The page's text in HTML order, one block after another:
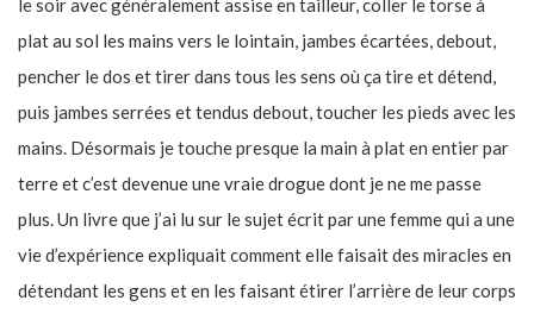
plat au sol les mains vers le lointain, jambes écartées, debout,
pencher le dos et tirer dans tous les sens où ça tire et détend,
puis jambes serrées et tendus debout, toucher les pieds avec les
mains. Désormais je touche presque la main à plat en entier par
terre et c’est devenue une vraie drogue dont je ne me passe
plus. Un livre que j’ai lu sur le sujet écrit par une femme qui a une
vie d’expérience expliquait comment elle faisait des miracles en
détendant les gens et en les faisant étirer l’arrière de leur corps